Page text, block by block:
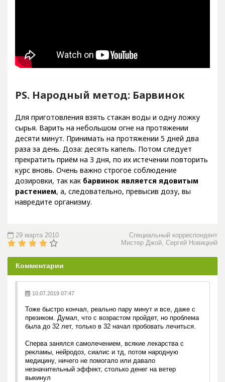
PS. Народный метод: Барвинок
Для приготовления взять стакан воды и одну ложку
сырья. Варить на небольшом огне на протяжении
десяти минут. Принимать на протяжении 5 дней два
раза за день. Доза: десять капель. Потом следует
прекратить приём на 3 дня, по их истечении повторить
курс вновь. Очень важно строгое соблюдение
дозировки, так как барвинок является ядовитым
растением, а, следовательно, превысив дозу, вы
навредите организму.
Специальный корреспондент
Мистер Джой, Сергей Новицкий
29 марта 2010
Комментарии
10.07.2019 07:47
Тоже быстро кончал, реально пару минут и все, даже с
презиком. Думал, что с возрастом пройдет, но проблема
была до 32 лет, только в 32 начал пробовать лечиться.
Сперва занялся самолечением, всякие лекарства с
рекламы, нейродоз, сиалис и тд, потом народную
медицину, ничего не помогало или давало
незначительный эффект, столько денег на ветер
выкинул